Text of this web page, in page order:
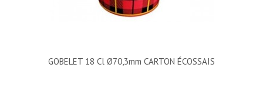
GOBELET 18 Cl Ø70,3mm CARTON ÉCOSSAIS